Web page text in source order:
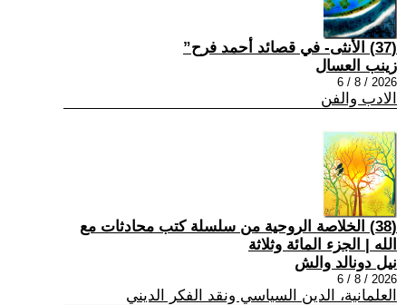
(37) الأنثى- في قصائد أحمد فرح”
زينب العسال
2026 / 8 / 6
الادب والفن
(38) الخلاصة الروحية من سلسلة كتب محادثات مع
الله | الجزء المائة وثلاثة
نيل دونالد والش
2026 / 8 / 6
العلمانية، الدين السياسي ونقد الفكر الديني